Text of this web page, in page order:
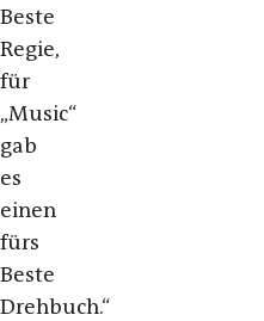
Beste
Regie,
für
„Music“
gab
es
einen
fürs
Beste
Drehbuch.“